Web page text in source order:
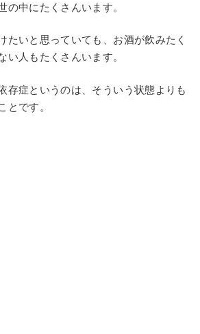
の中にたくさんいます。
たいと思っていても、お酒が飲みたく
い人もたくさんいます。
存症というのは、そういう状態よりも
とです。